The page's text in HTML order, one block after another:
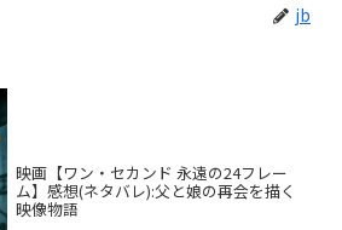
jb
映画【ワン・セカンド 永遠の24フレー
ム】感想(ネタバレ):父と娘の再会を描く
映像物語